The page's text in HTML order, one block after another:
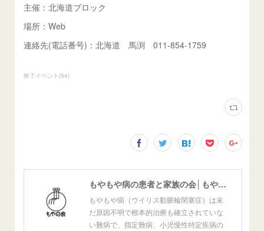
主催：北海道ブロック
場所：Web
連絡先(電話番号)：北海道 馬渕 011-854-1759
終了イベント (54)
もやもや病の患者と家族の会│もやの会
もやもや病（ウイリス動脈輪閉塞症）は未
だ原因不明で根本的治療も確立されていな
い難病で、指定難病、小児慢性特定疾病の